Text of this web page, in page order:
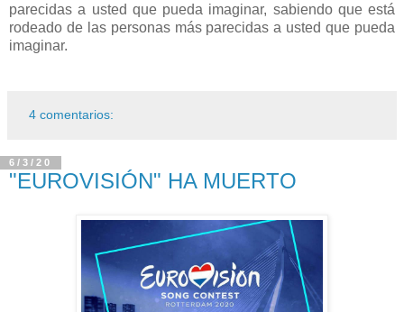
parecidas a usted que pueda imaginar, sabiendo que está
rodeado de las personas más parecidas a usted que pueda
imaginar.
4 comentarios:
6/3/20
"EUROVISIÓN" HA MUERTO